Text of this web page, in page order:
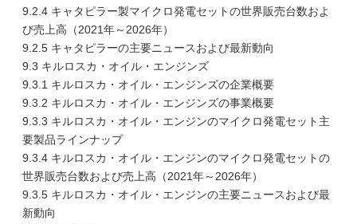
9.2.4 キャタピラー製マイクロ発電セットの世界販売台数およ
び売上高（2021年～2026年）
9.2.5 キャタピラーの主要ニュースおよび最新動向
9.3 キルロスカ・オイル・エンジンズ
9.3.1 キルロスカ・オイル・エンジンズの企業概要
9.3.2 キルロスカ・オイル・エンジンズの事業概要
9.3.3 キルロスカ・オイル・エンジンのマイクロ発電セット主
要製品ラインナップ
9.3.4 キルロスカ・オイル・エンジンのマイクロ発電セットの
世界販売台数および売上高（2021年～2026年）
9.3.5 キルロスカ・オイル・エンジンの主要ニュースおよび最
新動向